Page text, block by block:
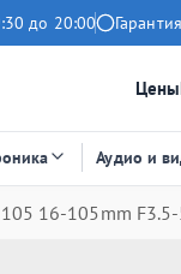
до 20:00
Цены
Аудио и
16-105mm